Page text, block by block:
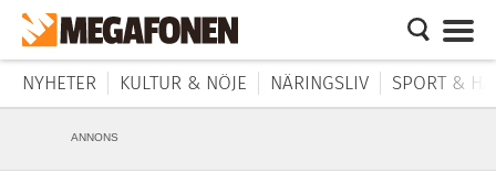
NYHETER KULTUR & NÖJE NÄRINGSLIV SPORT &
ANNONS